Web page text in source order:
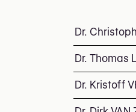
Dr.
Dr. Thomas
Dr. Kristoff